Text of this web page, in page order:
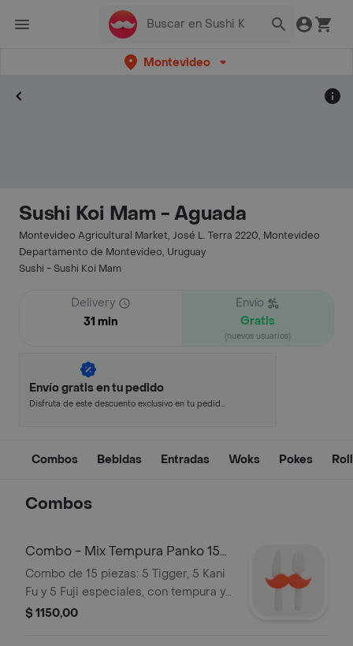
Montevideo
Sushi Koi Mam - Aguada
Montevideo Agricultural Market, José L. Terra 2220, Montevideo
Departamento de Montevideo, Uruguay
Sushi - Sushi Koi Mam
Delivery
31 min
Envío
Gratis
(nuevos usuarios)
Envío gratis en tu pedido
Disfruta de este descuento exclusivo en tu pedido
Combos Bebidas Entradas Woks Pokes
Combos
Combo - Mix Tempura Panko 15
Piezas
Combo de 15 piezas: 5 Tigger, 5 Kani
Fu y 5 Fuji especiales, con tempura y
panko.
$ 1150,00